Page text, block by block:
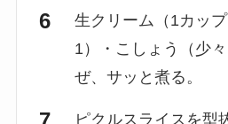
生クリーム（1カッ
1）・こしょう（少
ぜ、サッと煮る。
ピクルスライスを型